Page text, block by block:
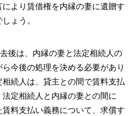
より賃借権を内縁の妻に遺贈す
ょう。
後は、内縁の妻と法定相続人の
今後の処理を決める必要があり
続人は、貸主との間で賃料支払
定相続人と内縁の妻との間に
料支払い義務について、求償す